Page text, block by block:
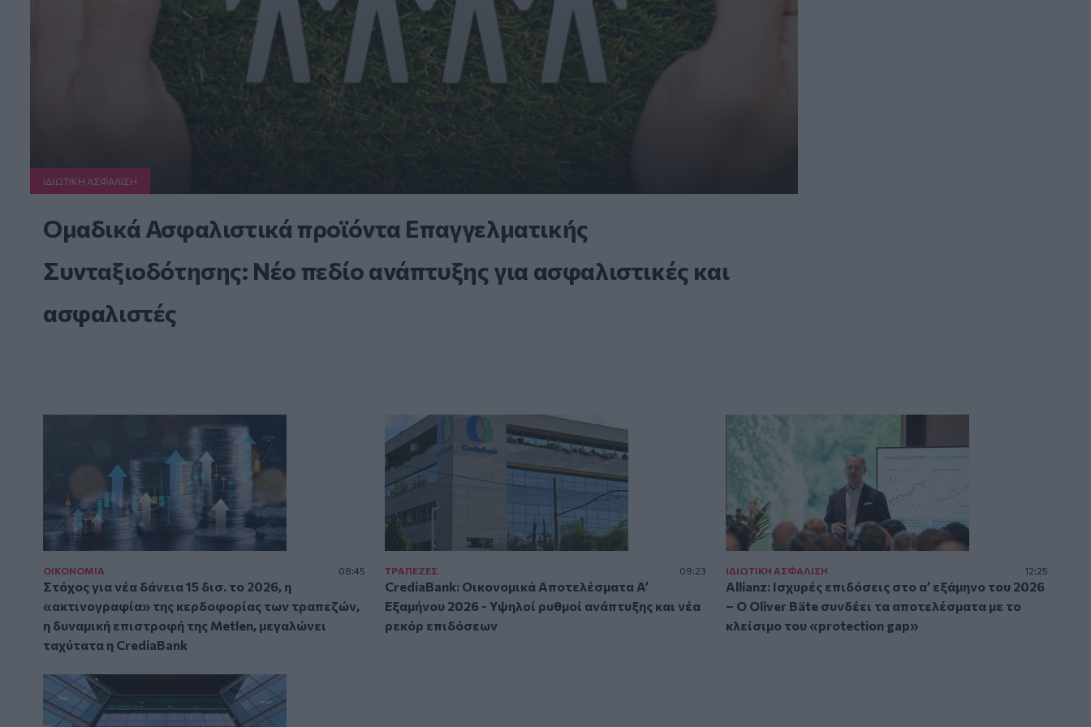
ΙΔΙΩΤΙΚΗ ΑΣΦAΛΙΣΗ
Ομαδικά Ασφαλιστικά προϊόντα Επαγγελματικής
Συνταξιοδότησης: Νέο πεδίο ανάπτυξης για ασφαλιστικές και
ασφαλιστές
ΟΙΚΟΝΟΜΙΑ 08:45
Στόχος για νέα δάνεια 15 δισ. το 2026, η
«ακτινογραφία» της κερδοφορίας των τραπεζών,
η δυναμική επιστροφή της Metlen, μεγαλώνει
ταχύτατα η CrediaBank
ΤΡAΠΕΖΕΣ 09:23
CrediaBank: Οικονομικά Αποτελέσματα A’
Εξαμήνου 2026 - Υψηλοί ρυθμοί ανάπτυξης και νέα
ρεκόρ επιδόσεων
ΙΔΙΩΤΙΚΗ ΑΣΦAΛΙΣΗ 12:25
Allianz: Ισχυρές επιδόσεις στο α’ εξάμηνο του 2026
– Ο Oliver Bäte συνδέει τα αποτελέσματα με το
κλείσιμο του «protection gap»